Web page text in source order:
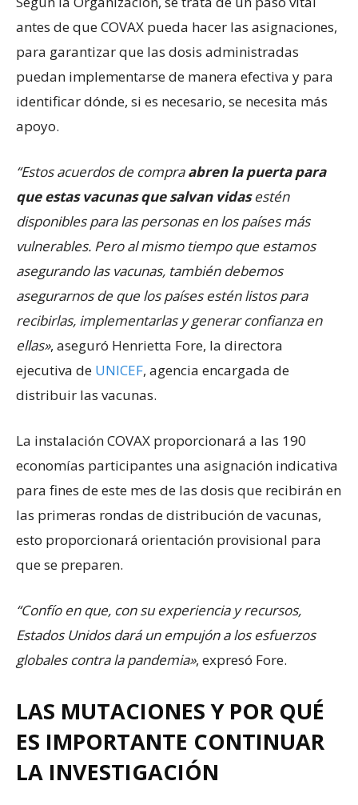
antes de que COVAX pueda hacer las asignaciones,
para garantizar que las dosis administradas
puedan implementarse de manera efectiva y para
identificar dónde, si es necesario, se necesita más
apoyo.
“Estos acuerdos de compraabren la puerta para
que estas vacunas que salvan vidasestén
disponibles para las personas en los países más
vulnerables. Pero al mismo tiempo que estamos
asegurando las vacunas, también debemos
asegurarnos de que los países estén listos para
recibirlas, implementarlas y generar confianza en
ellas», aseguró Henrietta Fore, la directora
ejecutiva de UNICEF, agencia encargada de
distribuir las vacunas.
La instalación COVAX proporcionará a las 190
economías participantes una asignación indicativa
para fines de este mes de las dosis que recibirán en
las primeras rondas de distribución de vacunas,
esto proporcionará orientación provisional para
que se preparen.
“Confío en que, con su experiencia y recursos,
Estados Unidos dará un empujón a los esfuerzos
globales contra la pandemia», expresó Fore.
LAS MUTACIONES Y POR QUÉ
ES IMPORTANTE CONTINUAR
LA INVESTIGACIÓN